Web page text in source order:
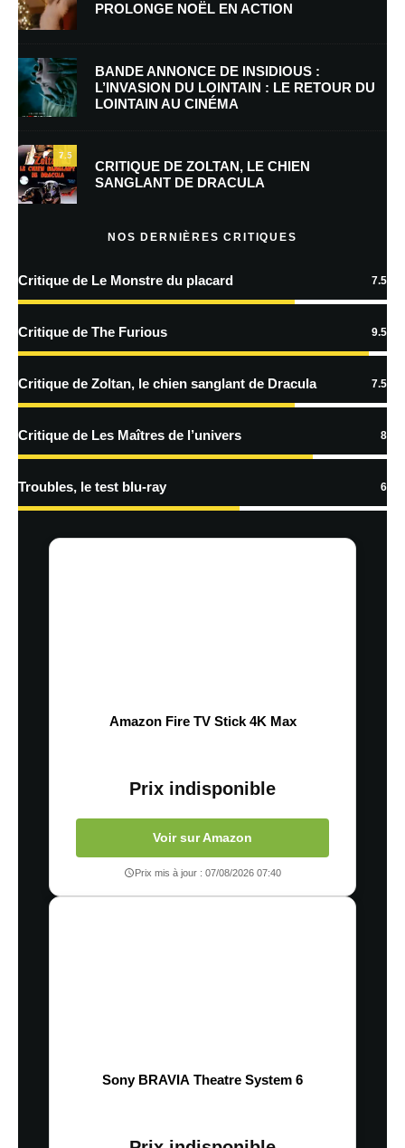
E-mail
Enregistrer mon nom, mon e-mail et mon site dans le navigateur pour
mon prochain commentaire.
Prévenez-moi de tous les nouveaux commentaires par e-mail.
Prévenez-moi de tous les nouveaux articles par e-mail.
En savoir
traitées
PROLONGE NOËL EN ACTION
BANDE ANNONCE DE INSIDIOUS :
L’INVASION DU LOINTAIN : LE RETOUR DU
LOINTAIN AU CINÉMA
7.5
CRITIQUE DE ZOLTAN, LE CHIEN
SANGLANT DE DRACULA
NOS DERNIÈRES CRITIQUES
Critique de Le Monstre du placard 7.5
Critique de The Furious 9.5
Critique de Zoltan, le chien sanglant de Dracula 7.5
Critique de Les Maîtres de l’univers 8
Troubles, le test blu-ray 6
Amazon Fire TV Stick 4K Max
Prix indisponible
Voir sur Amazon
Prix mis à jour : 07/08/2026 07:40
Sony BRAVIA Theatre System 6